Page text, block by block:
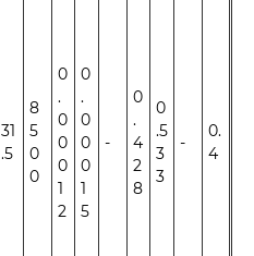
31
.5
8
5
0
0
0
.
0
0
0
1
2
0
.
0
0
0
1
5
-
0
.
4
2
8
0
.5
3
3
-
0.
4